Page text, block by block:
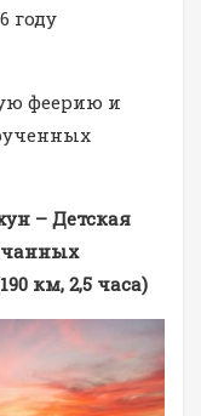
году
феерию и
– Детская
км, 2,5 часа)